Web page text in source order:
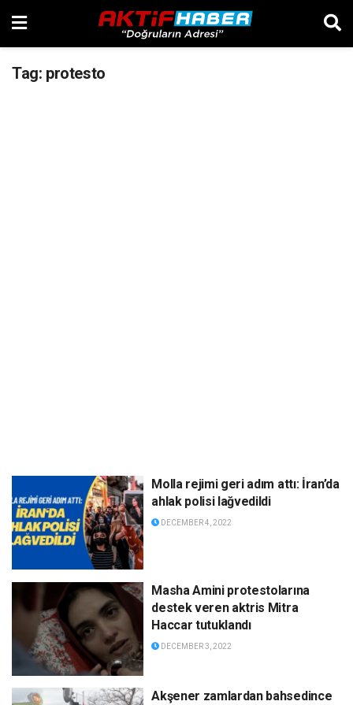
Tag: protesto
Molla rejimi geri adım attı: İran’da
ahlak polisi lağvedildi
DECEMBER 4, 2022
Masha Amini protestolarına
destek veren aktris Mitra
Haccar tutuklandı
DECEMBER 3, 2022
Akşener zamlardan bahsedince